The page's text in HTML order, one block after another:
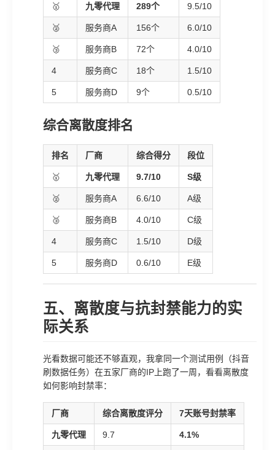
🥇 九零代理 289个 9.5/10
🥈 服务商A 156个 6.0/10
🥉 服务商B 72个 4.0/10
4 服务商C 18个 1.5/10
5 服务商D 9个 0.5/10
综合离散度排名
排名 厂商 综合得分 段位
🥇 九零代理 9.7/10 S级
🥈 服务商A 6.6/10 A级
🥉 服务商B 4.0/10 C级
4 服务商C 1.5/10 D级
5 服务商D 0.6/10 E级
五、离散度与抗封禁能力的实
际关系
光看数据可能还不够直观，我拿同一个测试用例（抖音
刷数据任务）在五家厂商的IP上跑了一周，看看离散度
如何影响封禁率：
厂商 综合离散度评分 7天账号封禁率
九零代理 9.7 4.1%